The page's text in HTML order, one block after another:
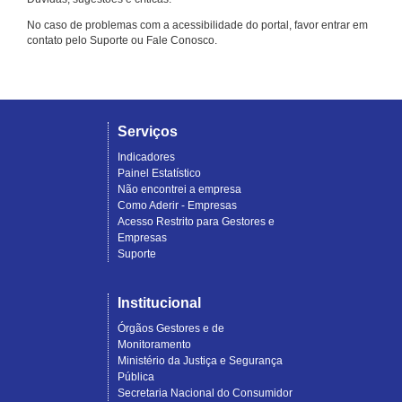
No caso de problemas com a acessibilidade do portal, favor entrar em
contato pelo Suporte ou Fale Conosco.
Serviços
Indicadores
Painel Estatístico
Não encontrei a empresa
Como Aderir - Empresas
Acesso Restrito para Gestores e
Empresas
Suporte
Institucional
Órgãos Gestores e de
Monitoramento
Ministério da Justiça e Segurança
Pública
Secretaria Nacional do Consumidor